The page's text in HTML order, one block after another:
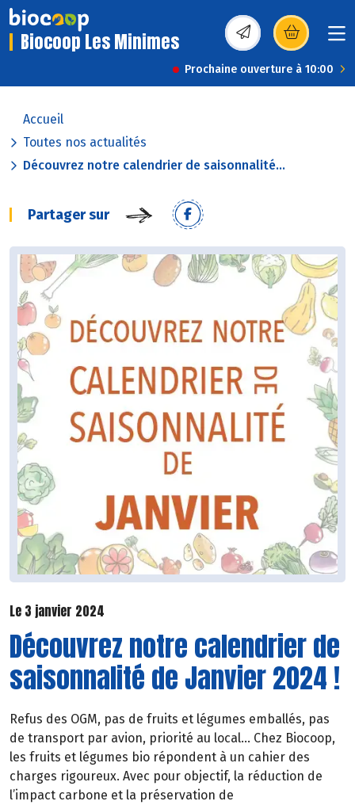
Biocoop Les Minimes (s’ouvre dans une
Prochaine ouverture à 10:00
Accueil
Toutes nos actualités
Découvrez notre calendrier de saisonnalité...
Partager sur
Le 3 janvier 2024
Découvrez notre calendrier de
saisonnalité de Janvier 2024 !
Refus des OGM, pas de fruits et légumes emballés, pas
de transport par avion, priorité au local… Chez Biocoop,
les fruits et légumes bio répondent à un cahier des
charges rigoureux. Avec pour objectif, la réduction de
l’impact carbone et la préservation de